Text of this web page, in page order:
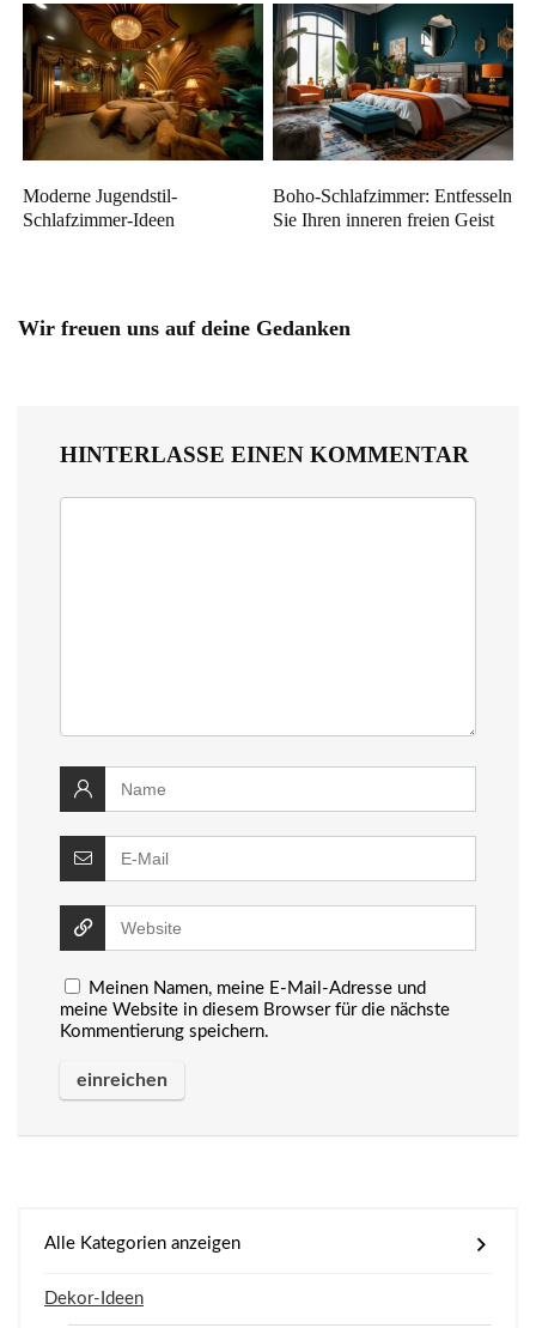
Moderne Jugendstil-
Schlafzimmer-Ideen
Boho-Schlafzimmer: Entfesseln
Sie Ihren inneren freien Geist
Wir freuen uns auf deine Gedanken
HINTERLASSE EINEN KOMMENTAR
Meinen Namen, meine E-Mail-Adresse und
meine Website in diesem Browser für die nächste
Kommentierung speichern.
Alle Kategorien anzeigen
Dekor-Ideen